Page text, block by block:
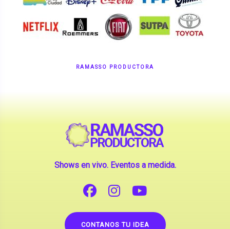
RAMASSO PRODUCTORA
Shows en vivo. Eventos a medida.
CONTANOS TU IDEA